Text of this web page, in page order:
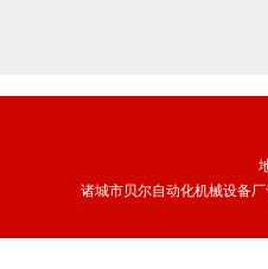
诸城市贝尔自动化机械设备厂